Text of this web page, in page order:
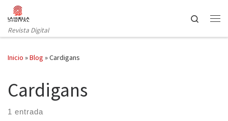
Saltar al contenido
Revista Digital
Search
Inicio »Blog »Cardigans
Cardigans
1 entrada